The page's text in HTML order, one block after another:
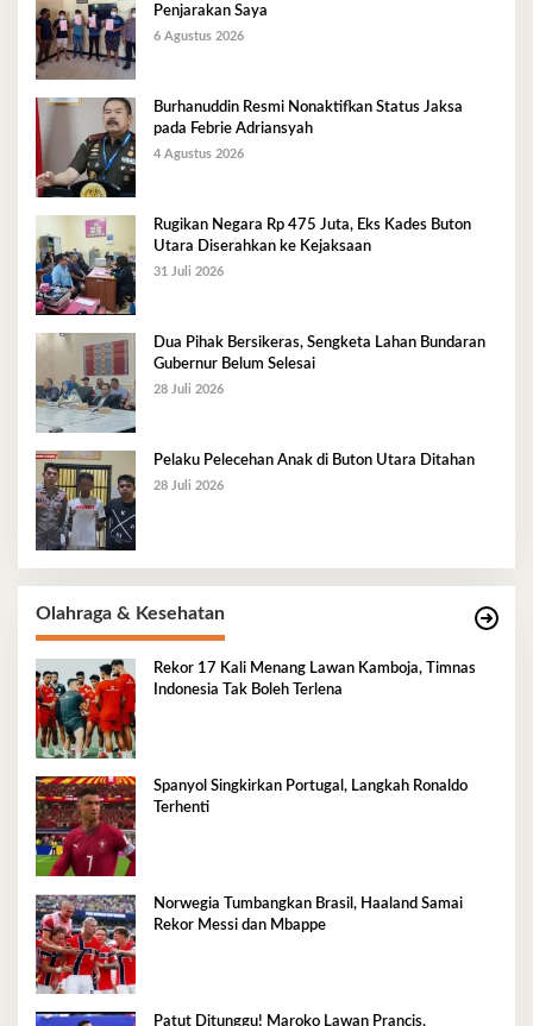
Penjarakan Saya
6 Agustus 2026
Burhanuddin Resmi Nonaktifkan Status Jaksa
pada Febrie Adriansyah
4 Agustus 2026
Rugikan Negara Rp 475 Juta, Eks Kades Buton
Utara Diserahkan ke Kejaksaan
31 Juli 2026
Dua Pihak Bersikeras, Sengketa Lahan Bundaran
Gubernur Belum Selesai
28 Juli 2026
Pelaku Pelecehan Anak di Buton Utara Ditahan
28 Juli 2026
Olahraga & Kesehatan
Rekor 17 Kali Menang Lawan Kamboja, Timnas
Indonesia Tak Boleh Terlena
Spanyol Singkirkan Portugal, Langkah Ronaldo
Terhenti
Norwegia Tumbangkan Brasil, Haaland Samai
Rekor Messi dan Mbappe
Patut Ditunggu! Maroko Lawan Prancis,